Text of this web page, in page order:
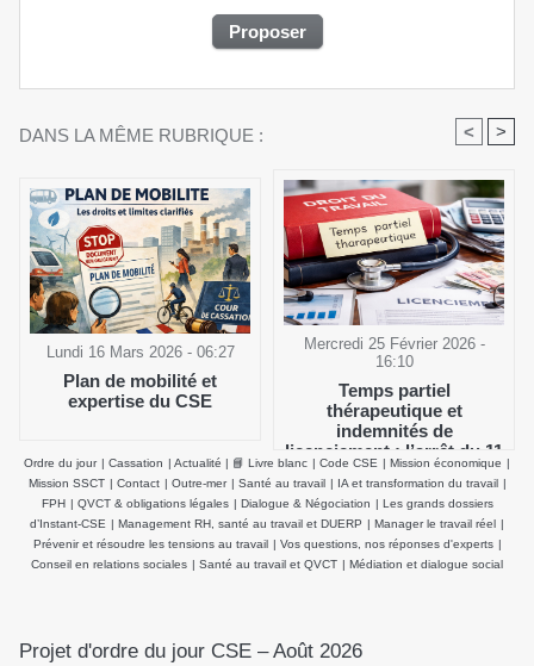
DANS LA MÊME RUBRIQUE : < >
Lundi 16 Mars 2026 - 06:27
Plan de mobilité et
expertise du CSE
Mercredi 25 Février 2026 -
16:10
Temps partiel
thérapeutique et
indemnités de
licenciement : l’arrêt du 11
février 2026 de la Cour de
cassation clarifie le salaire
de référence
Ordre du jour | Cassation | Actualité | 📘 Livre blanc | Code CSE | Mission économique |
Mission SSCT | Contact | Outre-mer | Santé au travail | IA et transformation du travail |
FPH | QVCT & obligations légales | Dialogue & Négociation | Les grands dossiers
d’Instant-CSE | Management RH, santé au travail et DUERP | Manager le travail réel |
Prévenir et résoudre les tensions au travail | Vos questions, nos réponses d'experts |
Conseil en relations sociales | Santé au travail et QVCT | Médiation et dialogue social
Projet d'ordre du jour CSE – Août 2026